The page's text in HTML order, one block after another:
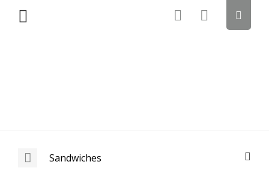
Sandwiches